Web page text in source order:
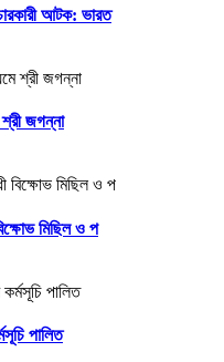
আটক: ভারত
শ্রী জগন্না
মিছিল ও প
পালিত